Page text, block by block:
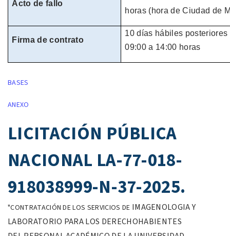
Acto de fallo
horas (hora deCiudad de
Firma de contrato
10 días hábiles
09:00 a 14:00 horas
BASES
ANEXO
LICITACIÓN PÚBLICA
NACIONAL LA-77-018-
918038999-N-37-2025.
"CONTRATACIÓN DE LOS SERVICIOS DE IMAGENOLOGIA Y
LABORATORIO PARALOS DERECHOHABIENTES